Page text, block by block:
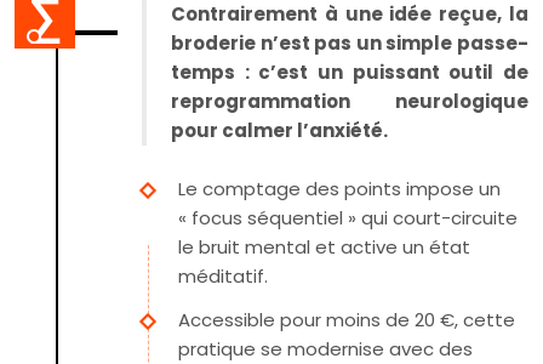
Contrairement à une idée reçue, la
broderie n’est pas un simple passe-
temps : c’est un puissant outil de
reprogrammation neurologique
pour calmer l’anxiété.
Le comptage des points impose un
« focus séquentiel » qui court-circuite
le bruit mental et active un état
méditatif.
Accessible pour moins de 20 €, cette
pratique se modernise avec des